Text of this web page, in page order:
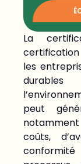
La
les
peut
coûts,